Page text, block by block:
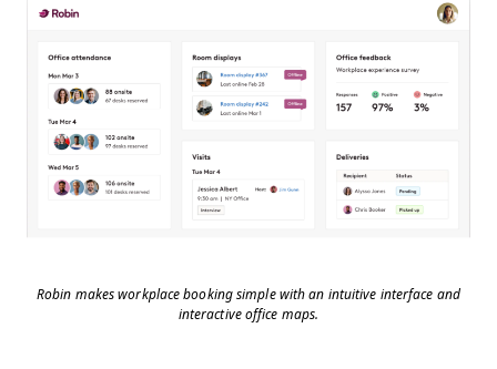
Robin makes workplace booking simple with an intuitive interface and
interactive office maps.